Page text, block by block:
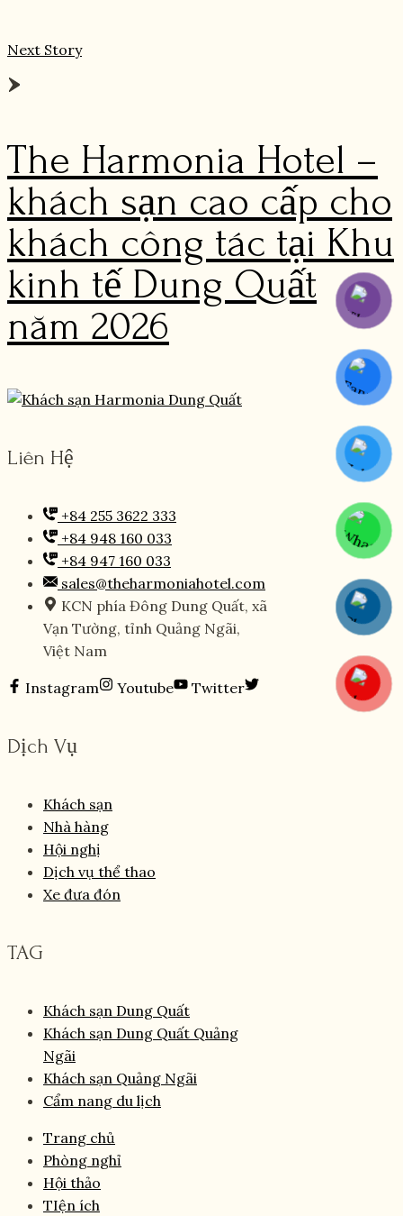
Next Story
The Harmonia Hotel –
khách sạn cao cấp cho
khách công tác tại Khu
kinh tế Dung Quất
năm 2026
Liên Hệ
+84 255 3622 333
+84 948 160 033
+84 947 160 033
sales@theharmoniahotel.com
KCN phía Đông Dung Quất, xã
Vạn Tường, tỉnh Quảng Ngãi,
Việt Nam
Instagram Youtube Twitter
Dịch Vụ
Khách sạn
Nhà hàng
Hội nghị
Dịch vụ thể thao
Xe đưa đón
TAG
Khách sạn Dung Quất
Khách sạn Dung Quất Quảng
Ngãi
Khách sạn Quảng Ngãi
Cẩm nang du lịch
Trang chủ
Phòng nghỉ
Hội thảo
TIện ích